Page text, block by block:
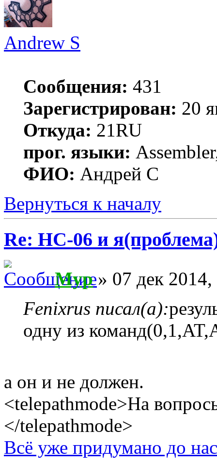
Andrew S
Сообщения: 431
Зарегистрирован: 20
Откуда: 21RU
прог. языки:
ФИО: Андрей С
Вернуться к началу
Re: HC-06 и
Myp» 07 дек 2014,
Fenixrus писал(а):
одну из
а он и не должен.
<telepathmode>На
</telepathmode>
Всё уже придумано до